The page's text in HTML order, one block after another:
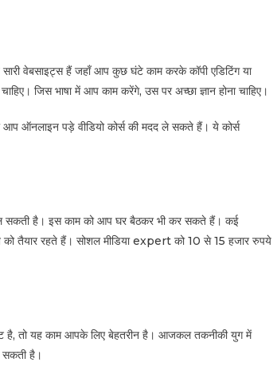
वेबसाइट्स हैं जहाँ आप कुछ घंटे काम करके कॉपी एडिटिंग या
जिस भाषा में आप काम करेंगे, उस पर अच्छा ज्ञान होना चाहिए।
ऑनलाइन पड़े वीडियो कोर्स की मदद ले सकते हैं। ये कोर्स
सकती है। इस काम को आप घर बैठकर भी कर सकते हैं। कई
तैयार रहते हैं। सोशल मीडिया expert को 10 से 15 हजार रुपये
है, तो यह काम आपके लिए बेहतरीन है। आजकल तकनीकी युग में
सकती है।